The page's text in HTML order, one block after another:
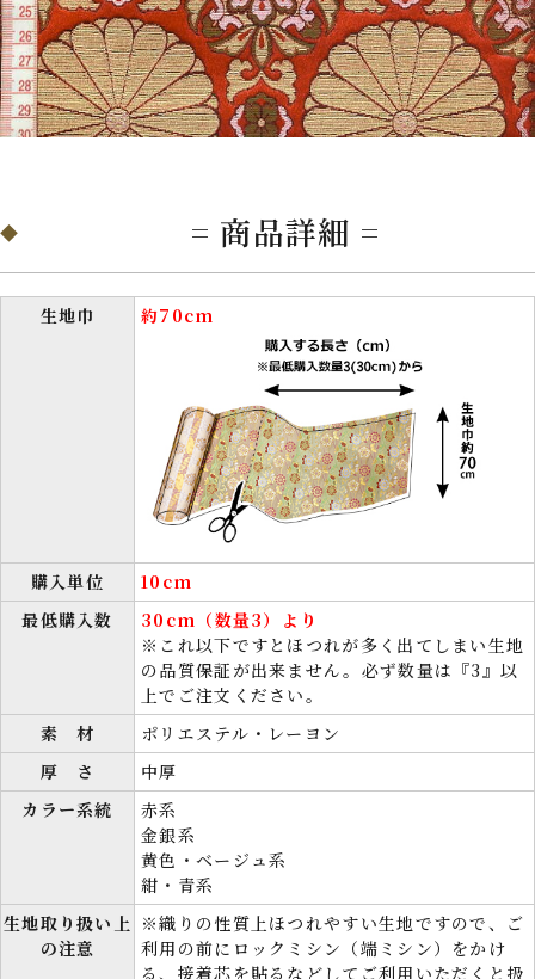
= 商品詳細 =
生地巾 約70cm
購入単位
10cm
最低購入数
30cm（数量3）より
※これ以下ですとほつれが多く出てしまい生地
の品質保証が出来ません。必ず数量は『3』以
上でご注文ください。
素 材
ポリエステル・レーヨン
厚 さ
中厚
カラー系統
赤系
金銀系
黄色・ベージュ系
紺・青系
生地取り扱い上
の注意
※織りの性質上ほつれやすい生地ですので、ご
利用の前にロックミシン（端ミシン）をかけ
る、接着芯を貼るなどしてご利用いただくと扱